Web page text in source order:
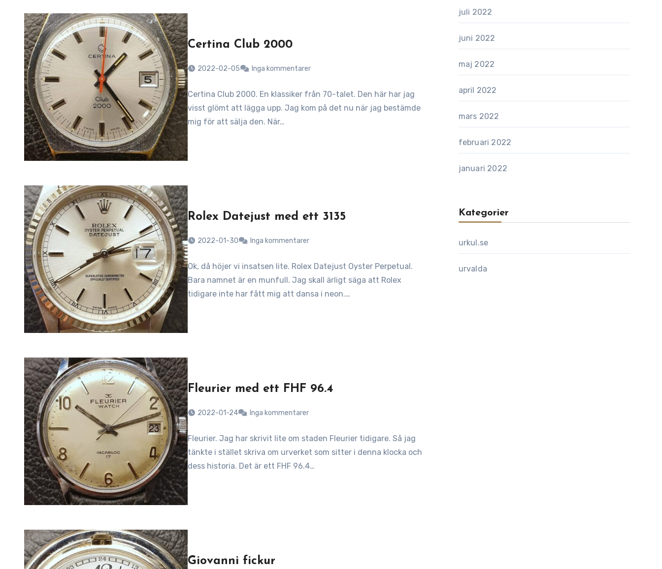
Certina Club 2000
2022-02-05 Inga kommentarer
Certina Club 2000. En klassiker från 70-talet. Den här har jag
visst glömt att lägga upp. Jag kom på det nu när jag bestämde
mig för att sälja den. När…
Rolex Datejust med ett 3135
2022-01-30 Inga kommentarer
Ok, då höjer vi insatsen lite. Rolex Datejust Oyster Perpetual.
Bara namnet är en munfull. Jag skall ärligt säga att Rolex
tidigare inte har fått mig att dansa i neon.…
Fleurier med ett FHF 96.4
2022-01-24 Inga kommentarer
Fleurier. Jag har skrivit lite om staden Fleurier tidigare. Så jag
tänkte i stället skriva om urverket som sitter i denna klocka och
dess historia. Det är ett FHF 96.4…
Giovanni fickur
juli 2022
juni 2022
maj 2022
april 2022
mars 2022
februari 2022
januari 2022
Kategorier
urkul.se
urvalda